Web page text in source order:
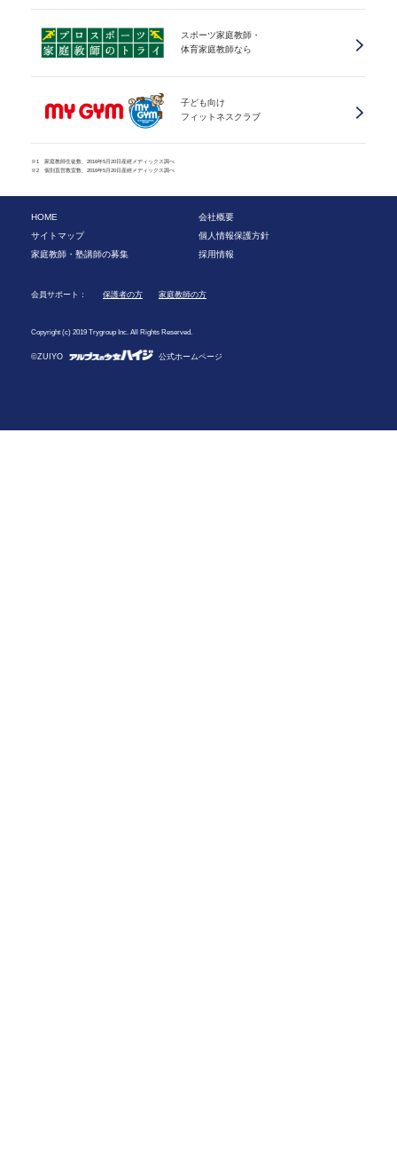
スポーツ家庭教師・
体育家庭教師なら
子ども向け
フィットネスクラブ
※1 家庭教師生徒数、2016年5月20日産經メディックス調べ
※2 個別直営教室数、2016年5月20日産經メディックス調べ
HOME
会社概要
サイトマップ
個人情報保護方針
家庭教師・塾講師の募集
採用情報
会員サポート： 保護者の方 家庭教師の方
Copyright (c) 2019 Trygroup Inc. All Rights Reserved.
©ZUIYO 公式ホームページ